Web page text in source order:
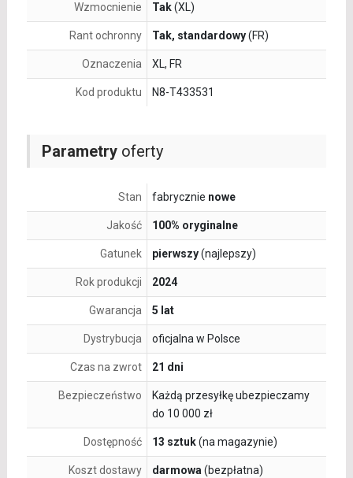
Parametryoferty
Stan fabrycznie nowe
Jakość 100% oryginalne
Gatunek pierwszy(najlepszy)
Rok produkcji 2024
Gwarancja 5 lat
Dystrybucja oficjalna w Polsce
Czas na zwrot 21 dni
Bezpieczeństwo
Każdą przesyłkę ubezpieczamy
do 10 000 zł
Dostępność 13 sztuk(na magazynie)
Koszt dostawy darmowa (bezpłatna)
Wzmocnienie Tak(XL)
Rant ochronny Tak, standardowy(FR)
Oznaczenia XL, FR
Kod produktu N8-T433531